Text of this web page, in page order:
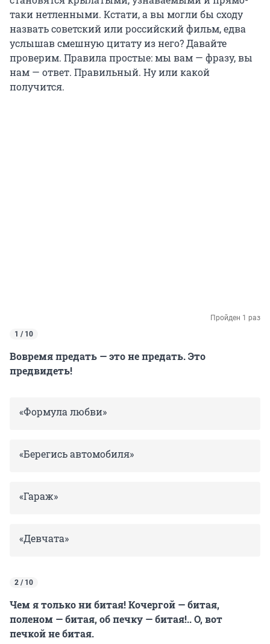
таки нетленными. Кстати, а вы могли бы сходу
назвать советский или российский фильм, едва
услышав смешную цитату из него? Давайте
проверим. Правила простые: мы вам — фразу, вы
нам — ответ. Правильный. Ну или какой
получится.
Пройден 1 раз
1 / 10
Вовремя предать — это не предать. Это
предвидеть!
«Формула любви»
«Берегись автомобиля»
«Гараж»
«Девчата»
2 / 10
Чем я только ни битая! Кочергой — битая,
поленом — битая, об печку — битая!.. О, вот
печкой не битая.